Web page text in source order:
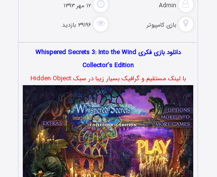
Admin ۱۲ مهر ۱۳۹۳
بازی کامپیوتر ۳۹۱۹۶ بازدید
دانلود بازی فکری Whispered Secrets 3: Into the Wind
Collector’s Edition
با لینک مستقیم و گرافیک بسیار زیبا در سبک Hidden Object